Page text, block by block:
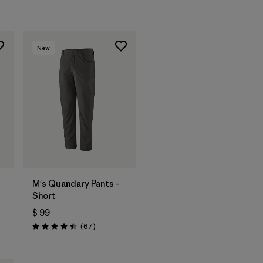
New
M's Quandary Pants -
Short
$ 99
Valoración: 4.4 / 5
(67Comentarios
)